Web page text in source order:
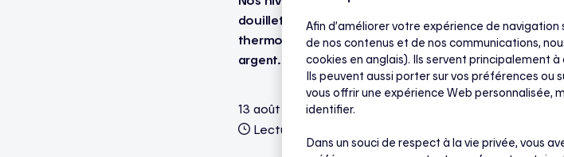
douillet de notre domicile. C’est donc une bonne
thermostats intelligents, qui permettent de le gérer
argent. Coup d’œil sur ces appareils ultra-pratiques…
13 août 2025
Lecture de 3 minutes
Afin d’améliorer votre expérience de
de nos contenus et de nos communications,
cookies en anglais). Ils servent principalement
Ils peuvent aussi porter sur vos préférences ou
vous offrir une expérience Web personnalisée,
identifier.
Dans un souci de respect à la vie privée, vous